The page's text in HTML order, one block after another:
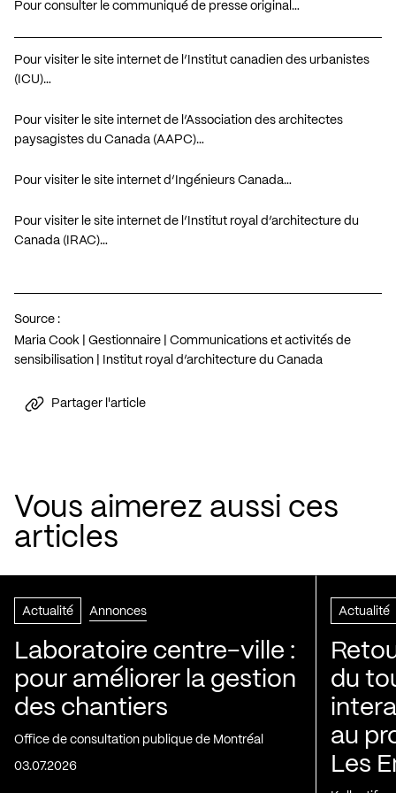
Pour consulter le communiqué de presse original…
Pour visiter le site internet de l’Institut canadien des urbanistes
(ICU)…
Pour visiter le site internet de l’Association des architectes
paysagistes du Canada (AAPC)…
Pour visiter le site internet d’Ingénieurs Canada…
Pour visiter le site internet de l’Institut royal d’architecture du
Canada (IRAC)…
Source :
Maria Cook | Gestionnaire | Communications et activités de
sensibilisation | Institut royal d’architecture du Canada
Partager l'article
Vous aimerez aussi ces
articles
Actualité Annonces
Laboratoire centre-ville :
pour améliorer la gestion
des chantiers
Office de consultation publique de Montréal
03.07.2026
Actualité
du
au
Les